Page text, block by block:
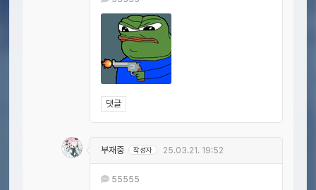
댓글
부재중 작성자 25.03.21. 19:52
55555